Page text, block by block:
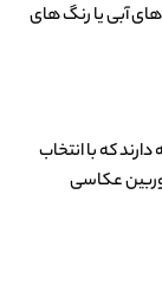
آبی یا رنگ های
که با انتخاب
عکاسی